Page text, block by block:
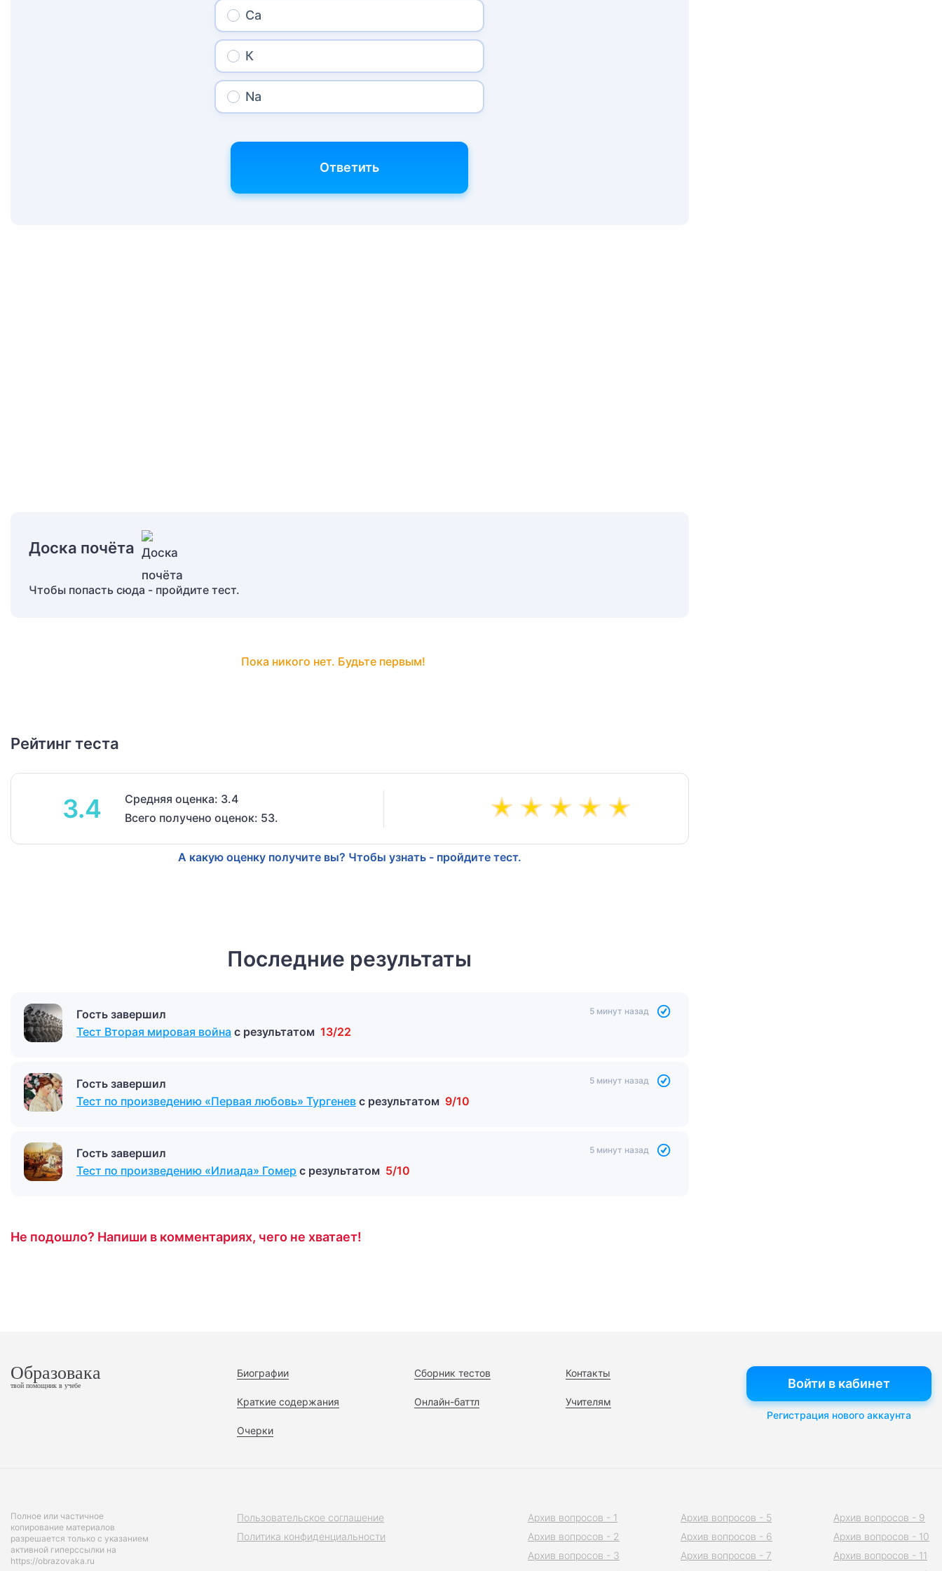
Са
К
Nа
Ответить
Доска почёта
Чтобы попасть сюда - пройдите тест.
Пока никого нет. Будьте первым!
Рейтинг теста
3.4
Средняя оценка: 3.4
Всего получено оценок: 53.
А какую оценку получите вы? Чтобы узнать - пройдите тест.
Последние результаты
Гость завершил
Тест Вторая мировая война с результатом 13/22
5 минут назад
Гость завершил
Тест по произведению «Первая любовь» Тургенев с результатом 9/10
5 минут назад
Гость завершил
Тест по произведению «Илиада» Гомер с результатом 5/10
5 минут назад
Не подошло? Напиши в комментариях, чего не хватает!
Образовака
твой помощник в учебе
Биографии
Краткие содержания
Очерки
Сборник тестов
Онлайн-баттл
Контакты
Учителям
Войти в кабинет
Регистрация нового аккаунта
Полное или частичное
копирование материалов
разрешается только с указанием
активной гиперссылки на
https://obrazovaka.ru
Пользовательское соглашение
Политика конфиденциальности
Архив вопросов - 1
Архив вопросов - 2
Архив вопросов - 3
Архив вопросов - 5
Архив вопросов - 6
Архив вопросов - 7
Архив вопросов - 9
Архив вопросов - 10
Архив вопросов - 11